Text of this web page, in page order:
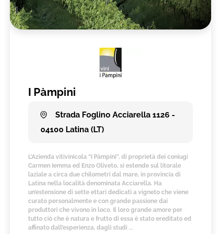
I Pàmpini
Strada Foglino Acciarella 1126 -
04100 Latina (LT)
L’Azienda vitivinicola “I Pàmpini”, di proprietà dei coniugi
Carmen Iemma ed Enzo Oliveto, si estende sul litorale
laziale a circa due chilometri dal mare, in provincia di
Latina nella località denominata Acciarella. Ha
un’estensione di sette ettari dedicati a vigneto che viene
curato personalmente e con grande passione dai
produttori che vivono in loco. Il loro grande amore per
tutto ciò che è natura e frutto di essa è stato ereditato ed
affinato dall’esperienza, dagli studi ...